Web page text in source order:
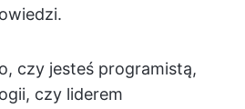
czy jesteś programistą,
czy liderem